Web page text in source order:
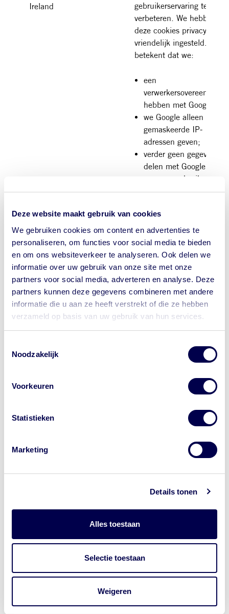
Deze website maakt gebruik van cookies
We gebruiken cookies om content en advertenties te
personaliseren, om functies voor social media te bieden
en om ons websiteverkeer te analyseren. Ook delen we
informatie over uw gebruik van onze site met onze
partners voor social media, adverteren en analyse. Deze
partners kunnen deze gegevens combineren met andere
informatie die u aan ze heeft verstrekt of die ze hebben
verzameld op basis van uw gebruik van hun services.
Noodzakelijk
Voorkeuren
Statistieken
Marketing
Details tonen
Alles toestaan
Selectie toestaan
Weigeren
Ireland
gebruikerservaring te
verbeteren. We hebben
deze cookies privacy
vriendelijk ingesteld. Dat
betekent dat we:
een
verwerkersovereenkomst
hebben met Google;
we Google alleen
gemaskeerde IP-
adressen geven;
verder geen gegevens
delen met Google;
we geen gebruik maken
van andere Google
met Google.
Google Tag
Google
LLC,
Ireland
manager maken het
andere cookies in te
persoonsgegevens.
First Party
functionele
Deze cookies maken
functionaliteiten van de
website mogelijk, zoals
gekozen taal, het vertalen
van de tekst op de
website naar spraak en of
voor cookies, het tonen
van de cookiebanner etc.
De Privacyverklaring van Google, waarnaar
verwezen wordt in tabel, kun jehier lezen >>>
Kun je cookies uitschakelen?